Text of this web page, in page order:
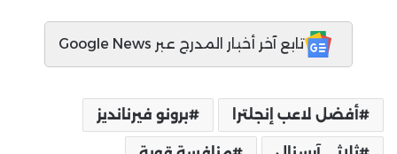
تابع آخر أخبار المدرج عبر Google News
أفضل لاعب إنجلترا برونو فيرنانديز